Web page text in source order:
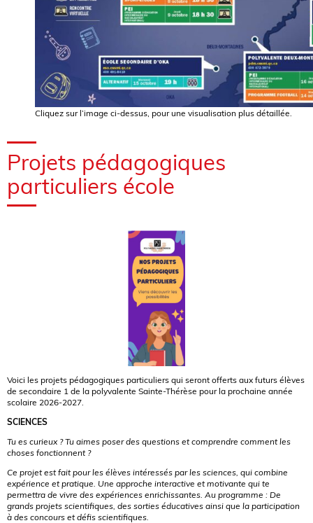
Cliquez sur l’image ci-dessus, pour une visualisation plus détaillée.
Projets pédagogiques
particuliers école
Voici les projets pédagogiques particuliers qui seront offerts aux futurs élèves
de secondaire 1 de la polyvalente Sainte-Thérèse pour la prochaine année
scolaire 2026-2027.
SCIENCES
Tu es curieux ? Tu aimes poser des questions et comprendre comment les
choses fonctionnent ?
Ce projet est fait pour les élèves intéressés par les sciences, qui combine
expérience et pratique. Une approche interactive et motivante qui te
permettra de vivre des expériences enrichissantes. Au programme : De
grands projets scientifiques, des sorties éducatives ainsi que la participation
à des concours et défis scientifiques.